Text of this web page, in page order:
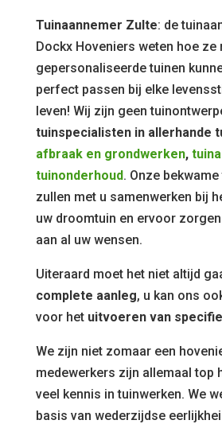
Tuinaannemer Zulte: de
Dockx Hoveniers weten hoe ze
gepersonaliseerde tuinen
perfect passen bij elke
leven! Wij zijn geen
tuinspecialisten in allerhande
afbraak en grondwerken,
tuinonderhoud. Onze
zullen met u samenwerken bij
uw droomtuin en ervoor
aan al uw wensen.
Uiteraard moet het niet altijd
complete aanleg, u kan ons
voor het uitvoeren van
We zijn niet zomaar een
medewerkers zijn allemaal top
veel kennis in tuinwerken. We
basis van wederzijdse